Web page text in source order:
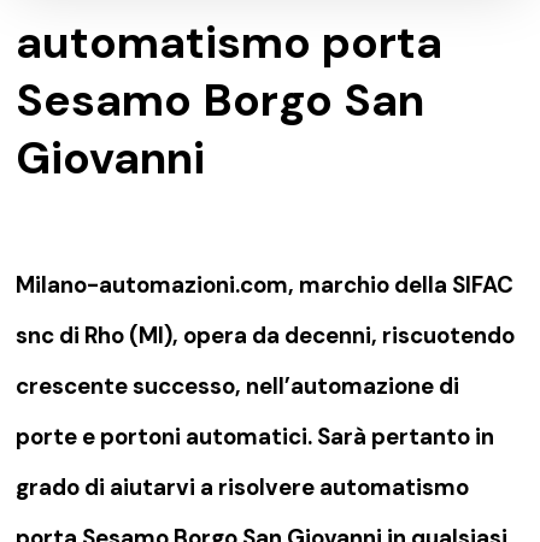
automatismo porta
Sesamo Borgo San
Giovanni
Milano-automazioni.com, marchio della SIFAC
snc di Rho (MI), opera da decenni, riscuotendo
crescente successo, nell’automazione di
porte e portoni automatici. Sarà pertanto in
grado di aiutarvi a risolvere automatismo